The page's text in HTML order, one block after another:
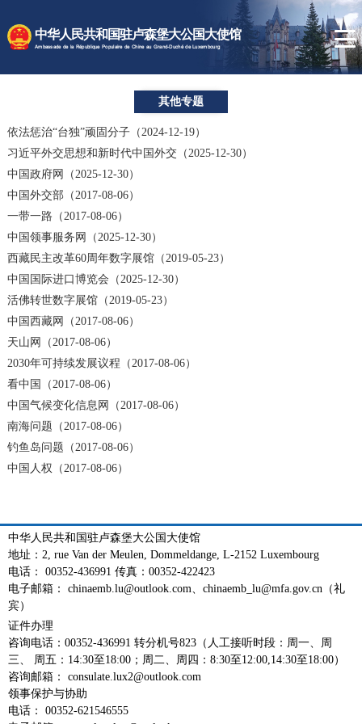
中华人民共和国驻卢森堡大公国大使馆
Ambassade de la République Populaire de Chine au Grand-Duché de Luxembourg
使馆速递
卢森堡概况
领事服务
其他专题
依法惩治“台独”顽固分子（2024-12-19）
习近平外交思想和新时代中国外交（2025-12-30）
中国政府网（2025-12-30）
中国外交部（2017-08-06）
一带一路（2017-08-06）
中国领事服务网（2025-12-30）
西藏民主改革60周年数字展馆（2019-05-23）
中国国际进口博览会（2025-12-30）
活佛转世数字展馆（2019-05-23）
中国西藏网（2017-08-06）
天山网（2017-08-06）
2030年可持续发展议程（2017-08-06）
看中国（2017-08-06）
中国气候变化信息网（2017-08-06）
南海问题（2017-08-06）
钓鱼岛问题（2017-08-06）
中国人权（2017-08-06）
中华人民共和国驻卢森堡大公国大使馆
地址：2, rue Van der Meulen, Dommeldange, L-2152 Luxembourg
电话： 00352-436991 传真：00352-422423
电子邮箱： chinaemb.lu@outlook.com、chinaemb_lu@mfa.gov.cn（礼
宾）
证件办理
咨询电话：00352-436991 转分机号823（人工接听时段：周一、周
三、 周五：14:30至18:00；周二、周四：8:30至12:00,14:30至18:00）
咨询邮箱： consulate.lux2@outlook.com
领事保护与协助
电话： 00352-621546555